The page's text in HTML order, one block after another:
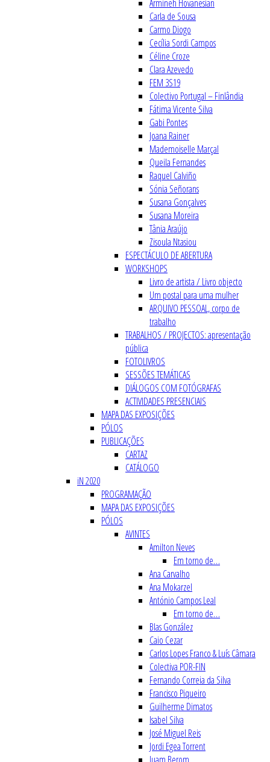
Armineh Hovanesian
Carla de Sousa
Carmo Diogo
Cecília Sordi Campos
Céline Croze
Clara Azevedo
FEM 3S19
Colectivo Portugal – Finlândia
Fátima Vicente Silva
Gabi Pontes
Joana Rainer
Mademoiselle Marçal
Queila Fernandes
Raquel Calviño
Sónia Señorans
Susana Gonçalves
Susana Moreira
Tânia Araújo
Zisoula Ntasiou
ESPECTÁCULO DE ABERTURA
WORKSHOPS
Livro de artista / Livro objecto
Um postal para uma mulher
ARQUIVO PESSOAL, corpo de
trabalho
TRABALHOS / PROJECTOS: apresentação
pública
FOTOLIVROS
SESSÕES TEMÁTICAS
DIÁLOGOS COM FOTÓGRAFAS
ACTIVIDADES PRESENCIAIS
MAPA DAS EXPOSIÇÕES
PÓLOS
PUBLICAÇÕES
CARTAZ
CATÁLOGO
iN 2020
PROGRAMAÇÃO
MAPA DAS EXPOSIÇÕES
PÓLOS
AVINTES
Amilton Neves
Em torno de…
Ana Carvalho
Ana Mokarzel
António Campos Leal
Em torno de…
Blas González
Caio Cezar
Carlos Lopes Franco & Luís Câmara
Colectiva POR-FIN
Fernando Correia da Silva
Francisco Piqueiro
Guilherme Dimatos
Isabel Silva
José Miguel Reis
Jordi Egea Torrent